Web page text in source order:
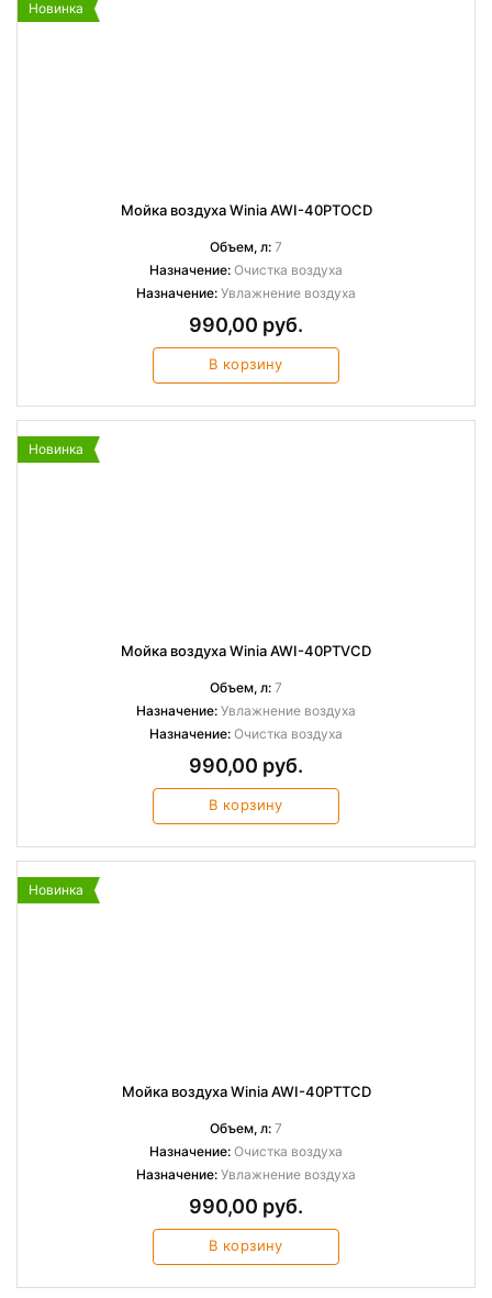
Новинка
Мойка воздуха Winia AWI-40PTOCD
Объем, л: 7
Назначение: Очистка воздуха
Назначение: Увлажнение воздуха
990,00 руб.
В корзину
Новинка
Мойка воздуха Winia AWI-40PTVCD
Объем, л: 7
Назначение: Увлажнение воздуха
Назначение: Очистка воздуха
990,00 руб.
В корзину
Новинка
Мойка воздуха Winia AWI-40PTTCD
Объем, л: 7
Назначение: Очистка воздуха
Назначение: Увлажнение воздуха
990,00 руб.
В корзину